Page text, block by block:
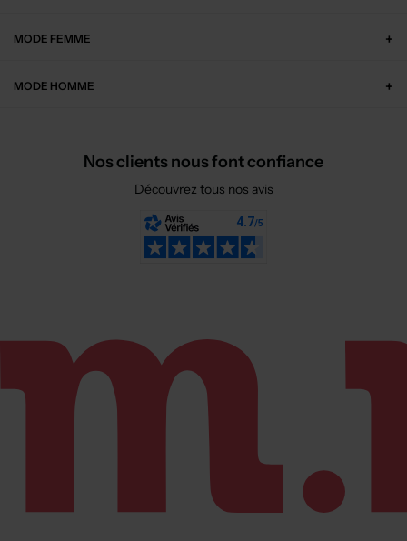
MODE FEMME
MODE HOMME
Nos clients nous font confiance
Découvrez tous nos avis